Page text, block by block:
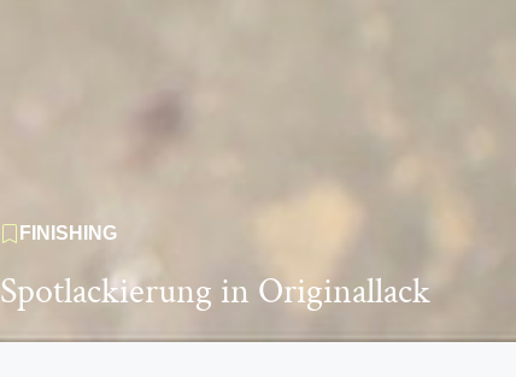
FINISHING
Spotlackierung in Originallack